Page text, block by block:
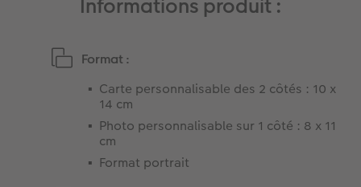
Informations produit :
Format :
Carte personnalisable des 2 côtés : 10 x
14 cm
Photo personnalisable sur 1 côté : 8 x 11
cm
Format portrait